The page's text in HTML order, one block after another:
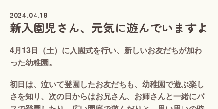
2024.04.18
新入園児さん、元気に遊んでいますよ
4月13日（土）に入園式を行い、新しいお友だちが加わ
った幼稚園。
初日は、泣いて登園したお友だちも、幼稚園で遊ぶ楽し
さを知り、次の日からはお兄さん、お姉さんと一緒にバ